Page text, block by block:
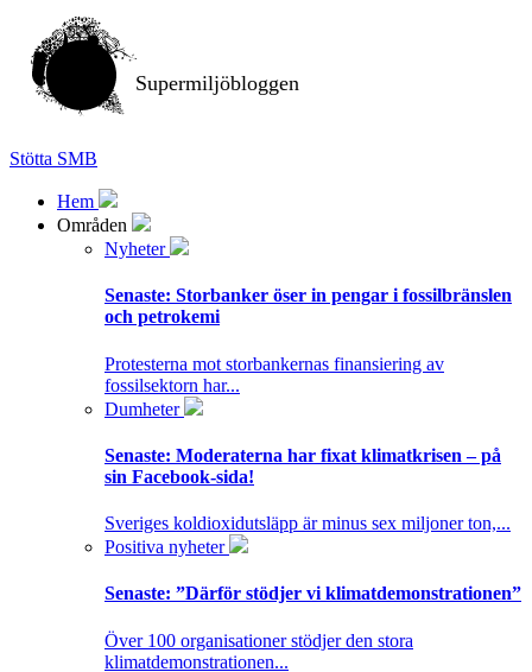
Supermiljöbloggen
Stötta SMB
Hem
Områden
Nyheter
Senaste: Storbanker öser in pengar i fossilbränslen
och petrokemi
Protesterna mot storbankernas finansiering av
fossilsektorn har...
Dumheter
Senaste: Moderaterna har fixat klimatkrisen – på
sin Facebook-sida!
Sveriges koldioxidutsläpp är minus sex miljoner ton,...
Positiva nyheter
Senaste: ”Därför stödjer vi klimatdemonstrationen”
Över 100 organisationer stödjer den stora
klimatdemonstrationen...